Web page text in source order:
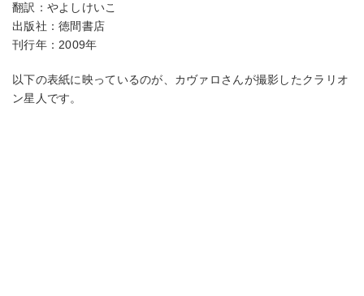
翻訳：やよしけいこ
出版社：徳間書店
刊行年：2009年
以下の表紙に映っているのが、カヴァロさんが撮影したクラリオ
ン星人です。